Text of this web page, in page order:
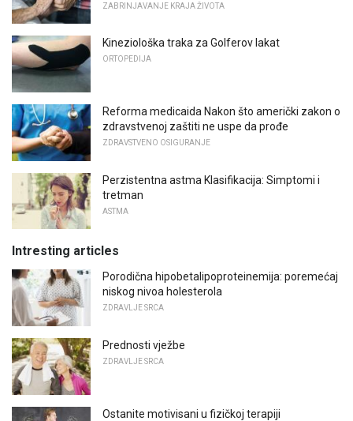
ZABRINJAVANJE KRAJA ŽIVOTA
Kineziološka traka za Golferov lakat
ORTOPEDIJA
Reforma medicaida Nakon što američki zakon o
zdravstvenoj zaštiti ne uspe da prođe
ZDRAVSTVENO OSIGURANJE
Perzistentna astma Klasifikacija: Simptomi i
tretman
ASTMA
Intresting articles
Porodična hipobetalipoproteinemija: poremećaj
niskog nivoa holesterola
ZDRAVLJE SRCA
Prednosti vježbe
ZDRAVLJE SRCA
Ostanite motivisani u fizičkoj terapiji